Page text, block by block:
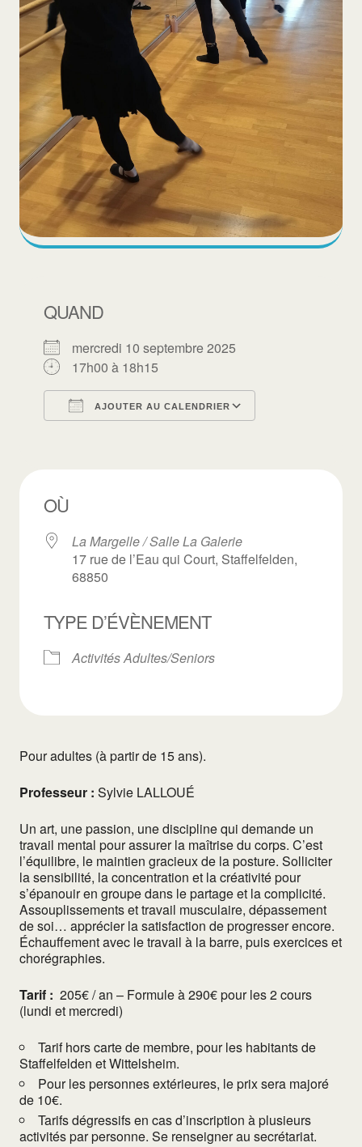
QUAND
mercredi 10 septembre 2025
17h00 à 18h15
AJOUTER AU CALENDRIER
OÙ
La Margelle / Salle La Galerie
17 rue de l’Eau qui Court, Staffelfelden,
68850
TYPE D’ÉVÈNEMENT
Activités Adultes/Seniors
Pour adultes (à partir de 15 ans).
Professeur : Sylvie LALLOUÉ
Un art, une passion, une discipline qui demande un
travail mental pour assurer la maîtrise du corps. C’est
l’équilibre, le maintien gracieux de la posture. Solliciter
la sensibilité, la concentration et la créativité pour
s’épanouir en groupe dans le partage et la complicité.
Assouplissements et travail musculaire, dépassement
de soi… apprécier la satisfaction de progresser encore.
Échauffement avec le travail à la barre, puis exercices et
chorégraphies.
Tarif : 205€ / an – Formule à 290€ pour les 2 cours
(lundi et mercredi)
Tarif hors carte de membre, pour les habitants de
Staffelfelden et Wittelsheim.
Pour les personnes extérieures, le prix sera majoré
de 10€.
Tarifs dégressifs en cas d’inscription à plusieurs
activités par personne. Se renseigner au secrétariat.